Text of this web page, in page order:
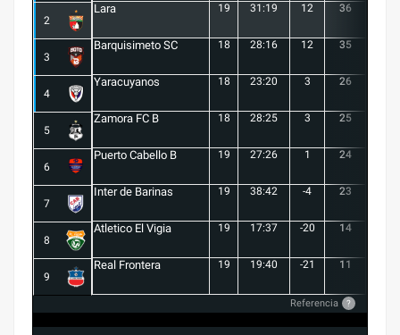
2
Lara 19 31:19 12 36
3
Barquisimeto SC 18 28:16 12 35
4
Yaracuyanos 18 23:20 3 26
5
Zamora FC B 18 28:25 3 25
6
Puerto Cabello B 19 27:26 1 24
7
Inter de Barinas 19 38:42 -4 23
8
Atletico El Vigia 19 17:37 -20 14
9
Real Frontera 19 19:40 -21 11
Referencia ?